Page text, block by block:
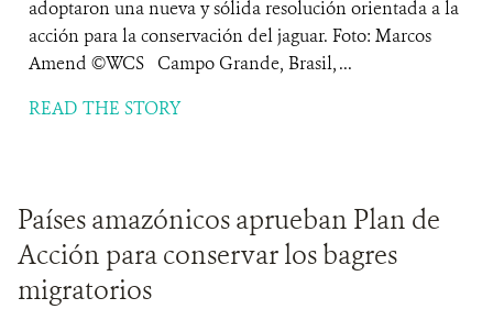
adoptaron una nueva y sólida resolución orientada a la
acción para la conservación del jaguar. Foto: Marcos
Amend ©WCS Campo Grande, Brasil, ...
READ THE STORY
Países amazónicos aprueban Plan de
Acción para conservar los bagres
migratorios